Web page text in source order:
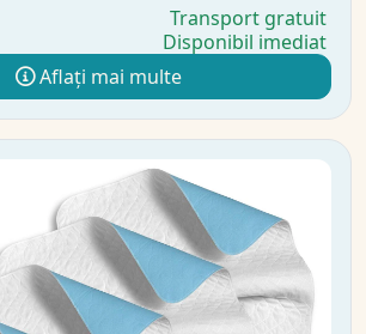
Transport gratuit
Disponibil imediat
Aflați mai multe